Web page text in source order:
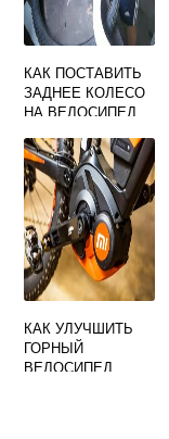
КАК ПОСТАВИТЬ
ЗАДНЕЕ КОЛЕСО
НА ВЕЛОСИПЕД
КАК УЛУЧШИТЬ
ГОРНЫЙ
ВЕЛОСИПЕД